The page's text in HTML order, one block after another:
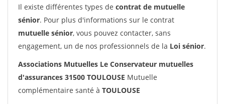
Il existe différentes types de contrat de mutuelle
sénior. Pour plus d'informations sur le contrat
mutuelle sénior, vous pouvez contacter, sans
engagement, un de nos professionnels de la Loi sénior.
Associations Mutuelles Le Conservateur mutuelles
d'assurances 31500 TOULOUSE Mutuelle
complémentaire santé à TOULOUSE